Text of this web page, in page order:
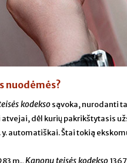
nuodėmės?
kodeksosąvoka, nurodanti
dėl kurių pakrikštytasis
y. automatiškai. Štai tokią
m.,Kanonų teisės kodekso